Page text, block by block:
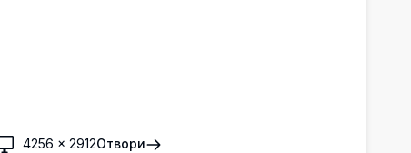
4256 × 2912Отвори